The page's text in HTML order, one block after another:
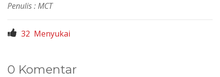
Penulis : MCT
32 Menyukai
0 Komentar